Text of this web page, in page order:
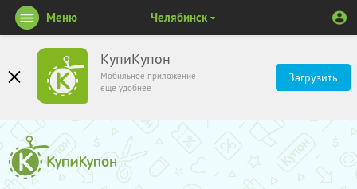
КупиКупон
Мобильное приложение
ещё удобнее
Загрузить
Меню Челябинск